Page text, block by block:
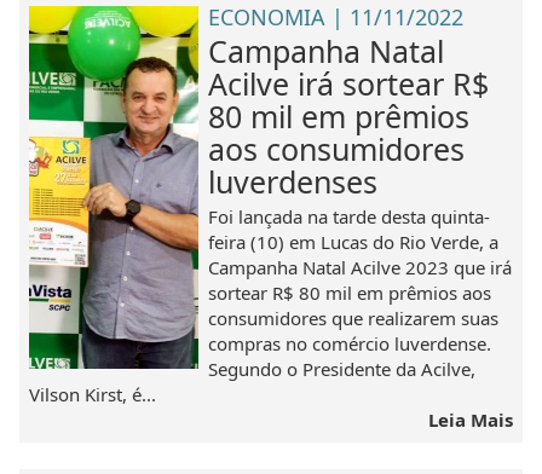
ECONOMIA | 11/11/2022
Campanha Natal
Acilve irá sortear R$
80 mil em prêmios
aos consumidores
luverdenses
Foi lançada na tarde desta quinta-
feira (10) em Lucas do Rio Verde, a
Campanha Natal Acilve 2023 que irá
sortear R$ 80 mil em prêmios aos
consumidores que realizarem suas
compras no comércio luverdense.
Segundo o Presidente da Acilve,
Vilson Kirst, é...
Leia Mais